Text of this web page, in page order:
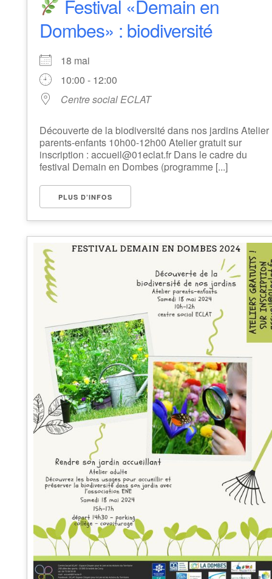
Festival «Demain en
Dombes» : biodiversité
18 mai
10:00 - 12:00
Centre social ECLAT
Découverte de la biodiversité dans nos jardins Atelier
parents-enfants 10h00-12h00 Atelier gratuit sur
inscription : accueil@01eclat.fr Dans le cadre du
festival Demain en Dombes (programme [...]
PLUS D’INFOS